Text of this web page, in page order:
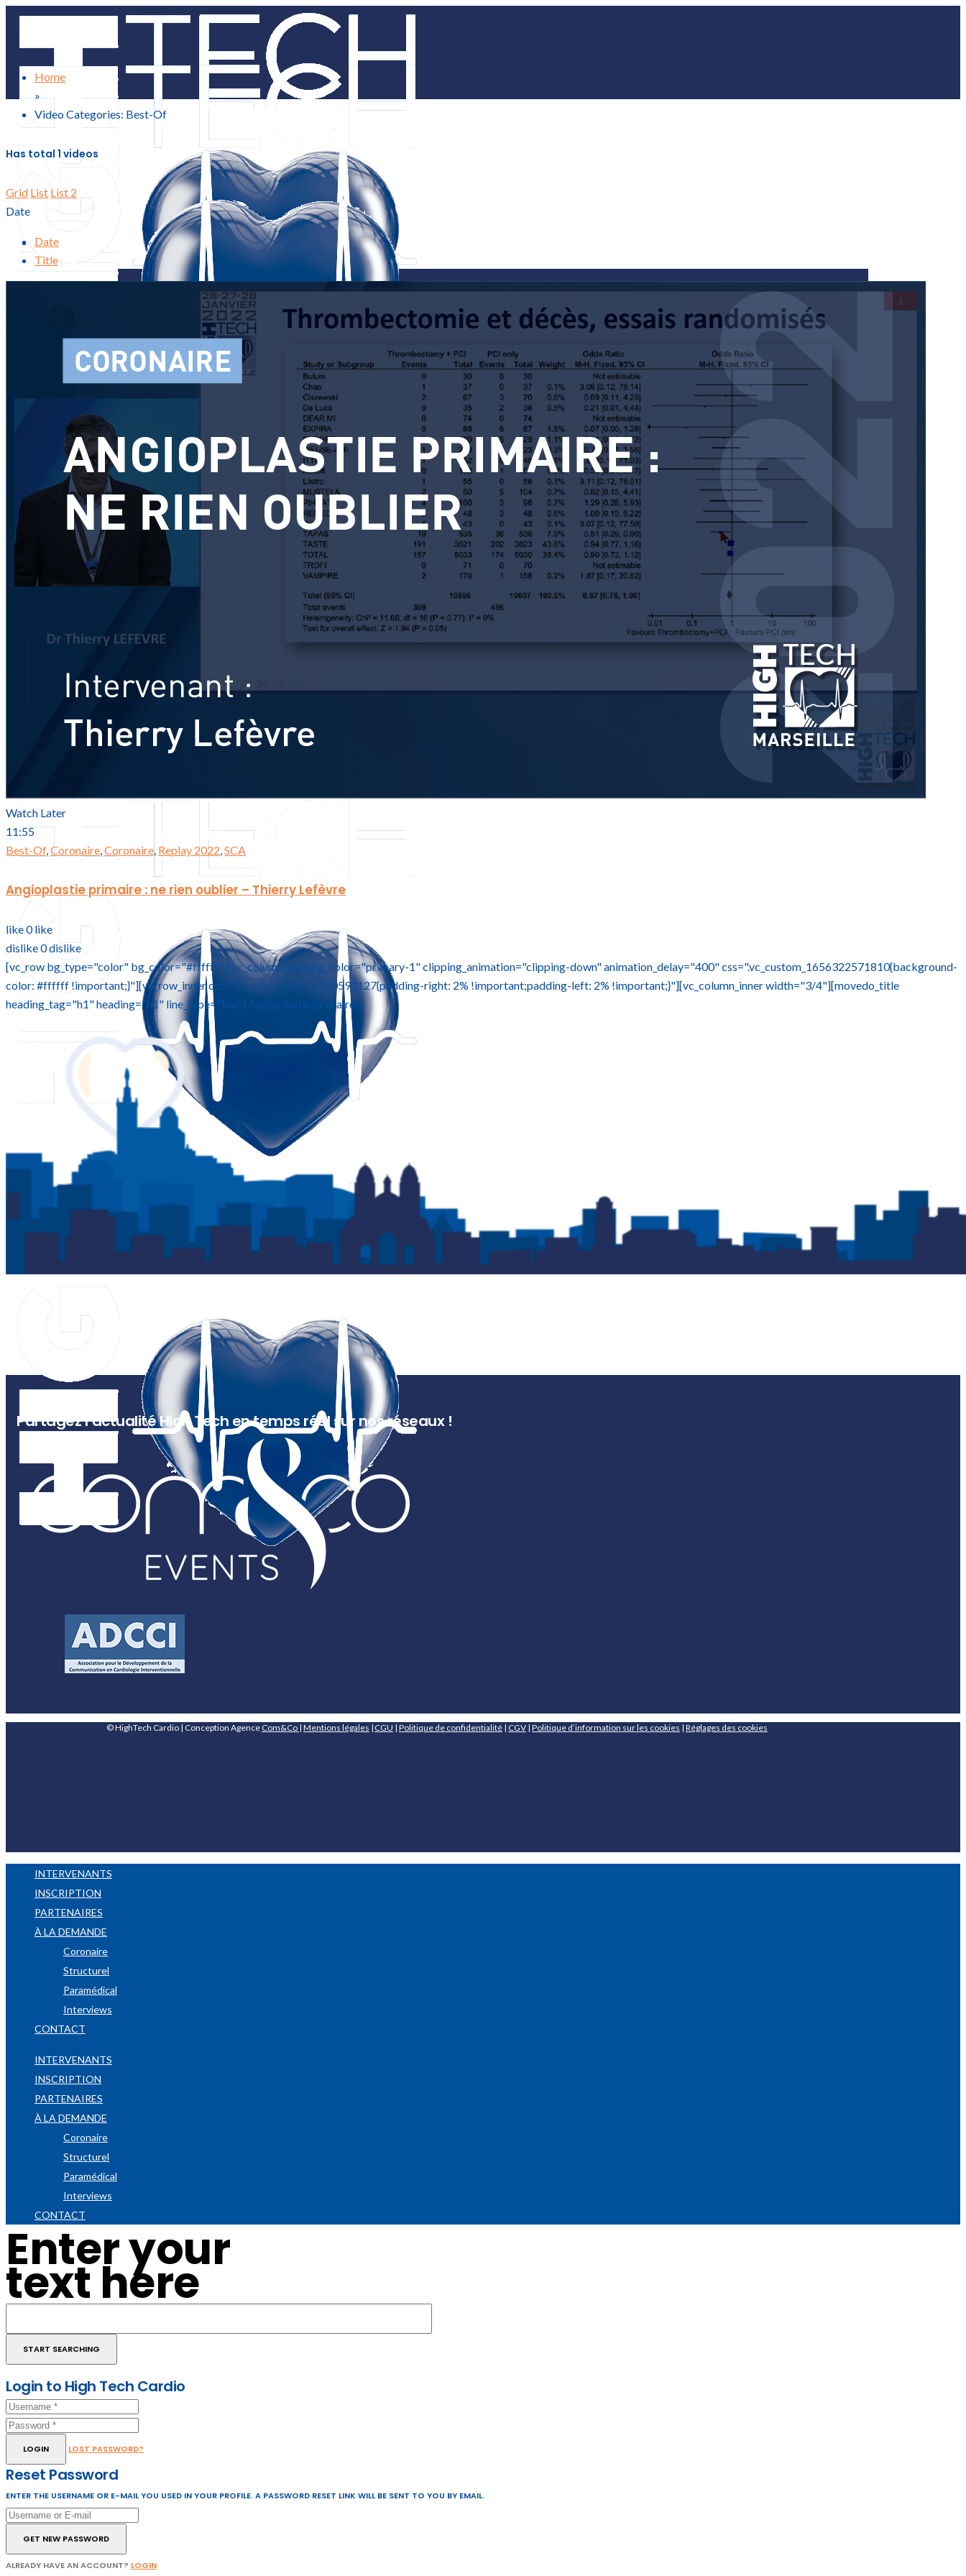
INTERVENANTS
PARTENAIRES
À LA DEMANDE
CORONAIRE
INTERVIEWS
CONTACT
Home
»
Video Categories: Best-Of
Has total 1 videos
Grid ListList 2
Date
Date
Title
Watch Later
11:55
Best-Of,Coronaire,Coronaire, Replay 2022,SCA
Angioplastie primaire : ne rien oublier – Thierry Lefèvre
like0 like
dislike0dislike
[vc_row bg_type="color" bg_color="#ffffff"][vc_column heading_color="primary-1" clipping_animation="clipping-down" animation_delay="400" css=".vc_custom_1656322571810{background-
color: #ffffff !important;}"][vc_row_inner css=".vc_custom_1656320590127{padding-right: 2% !important;padding-left: 2% !important;}"][vc_column_inner width="3/4"][movedo_title
heading_tag="h1" heading="h1" line_type="line"] Angioplastie primaire...
Partagez l’actualité High Tech en temps réel sur nos réseaux !
© HighTech Cardio | Conception Agence Com&Co | Mentions légales | CGU | Politique de confidentialité | CGV | Politique d’information sur les cookies | Réglages des cookies
INTERVENANTS
INSCRIPTION
PARTENAIRES
À LA DEMANDE
Coronaire
Structurel
Paramédical
Interviews
CONTACT
INTERVENANTS
INSCRIPTION
PARTENAIRES
À LA DEMANDE
Coronaire
Structurel
Paramédical
Interviews
CONTACT
Enter your
text here
Login to High Tech Cardio
LOGIN LOST PASSWORD?
Reset Password
ENTER THE USERNAME OR E-MAIL YOU USED IN YOUR PROFILE. A PASSWORD RESET LINK WILL BE SENT TO YOU BY EMAIL.
GET NEW PASSWORD
ALREADY HAVE AN ACCOUNT? LOGIN